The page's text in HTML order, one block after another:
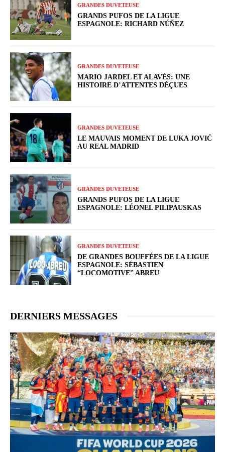
GRANDES DUVETEUSE
GRANDS PUFOS DE LA LIGUE
ESPAGNOLE: RICHARD NÚÑEZ
GRANDES DUVETEUSE
MARIO JARDEL ET ALAVÉS: UNE
HISTOIRE D’ATTENTES DÉÇUES
GRANDES DUVETEUSE
LE MAUVAIS MOMENT DE LUKA JOVIĆ
AU REAL MADRID
GRANDES DUVETEUSE
GRANDS PUFOS DE LA LIGUE
ESPAGNOLE: LÉONEL PILIPAUSKAS
GRANDES DUVETEUSE
DE GRANDES BOUFFÉES DE LA LIGUE
ESPAGNOLE: SÉBASTIEN
“LOCOMOTIVE” ABREU
DERNIERS MESSAGES